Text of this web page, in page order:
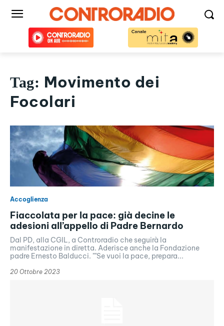
Tag: Movimento dei
Focolari
Accoglienza
Fiaccolata per la pace: già decine le
adesioni all’appello di Padre Bernardo
Dal PD, alla CGIL, a Controradio che seguirà la
manifestazione in diretta. Aderisce anche la Fondazione
padre Ernesto Balducci. ""Se vuoi la pace, prepara...
20 Ottobre 2023